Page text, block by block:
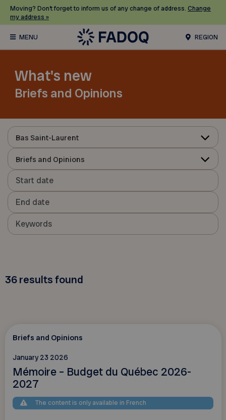
Moving? Don’t forget to inform us of any change of address. Change
my address »
REGION
What's new
Briefs and Opinions
Bas Saint-Laurent
Briefs and Opinions
36results found
Briefs and Opinions
January 23 2026
Mémoire – Budget du Québec 2026-
2027
The content is only available in French